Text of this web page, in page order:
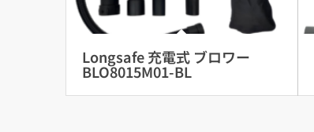
Longsafe 充電式 ブロワー
BLO8015M01-BL